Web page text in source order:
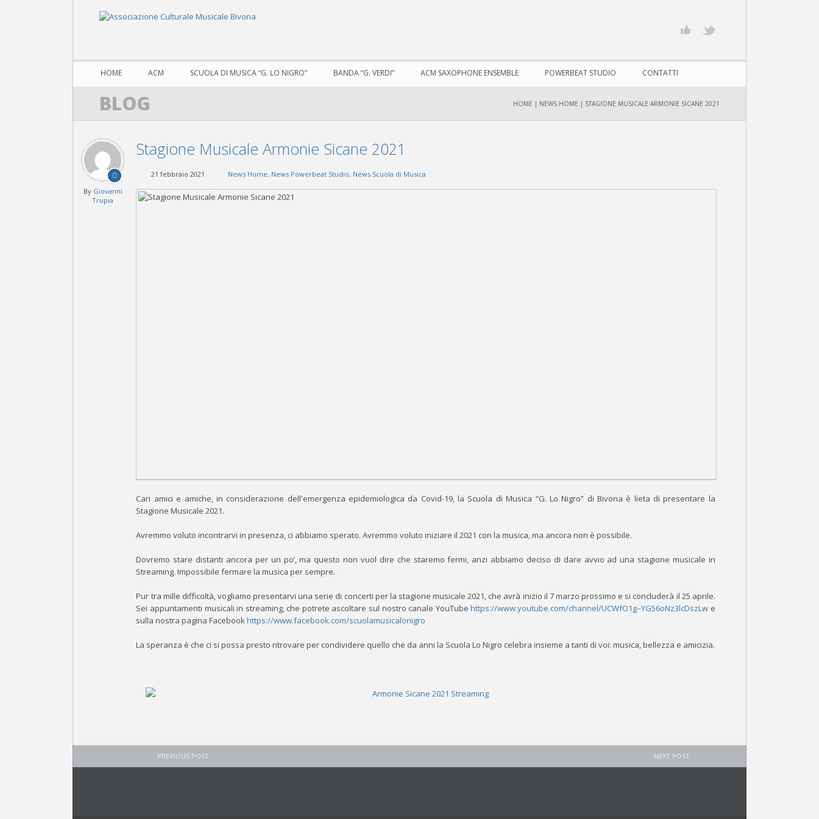
HOME ACM SCUOLA DI MUSICA “G. LO NIGRO” BANDA “G. VERDI” ACM SAXOPHONE ENSEMBLE POWERBEAT STUDIO CONTATTI
BLOG HOME | NEWS HOME | STAGIONE MUSICALE ARMONIE SICANE 2021
Stagione Musicale Armonie Sicane 2021
0
By Giovanni
Trupia
21 febbraio 2021 News Home, News Powerbeat Studio, News Scuola di Musica
Cari amici e amiche, in considerazione dell'emergenza epidemiologica da Covid-19, la Scuola di Musica “G. Lo Nigro” di Bivona è lieta di presentare la
Stagione Musicale 2021.
Avremmo voluto incontrarvi in presenza, ci abbiamo sperato. Avremmo voluto iniziare il 2021 con la musica, ma ancora non è possibile.
Dovremo stare distanti ancora per un po’, ma questo non vuol dire che staremo fermi, anzi abbiamo deciso di dare avvio ad una stagione musicale in
Streaming. Impossibile fermare la musica per sempre.
Pur tra mille difficoltà, vogliamo presentarvi una serie di concerti per la stagione musicale 2021, che avrà inizio il 7 marzo prossimo e si concluderà il 25 aprile.
Sei appuntamenti musicali in streaming, che potrete ascoltare sul nostro canale YouTubehttps://www.youtube.com/channel/UCWfO1g–YG56oNz3lcDszLw e
sulla nostra pagina Facebookhttps://www.facebook.com/scuolamusicalonigro
La speranza è che ci si possa presto ritrovare per condividere quello che da anni la Scuola Lo Nigro celebra insieme a tanti di voi: musica, bellezza e amicizia.
PREVIOUS POST NEXT POST